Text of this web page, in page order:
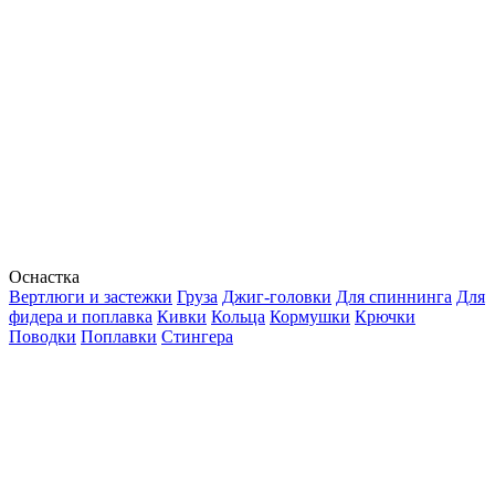
Оснастка
Вертлюги и застежки Груза Джиг-головки Для спиннинга Для
фидера и поплавка Кивки Кольца Кормушки Крючки
Поводки Поплавки Стингера